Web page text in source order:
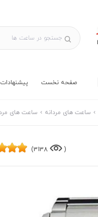
صفحه نخست
ساعت های مردانه ساعت های
(
3138)